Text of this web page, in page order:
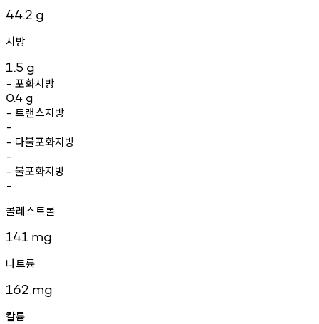
44.2 g
지방
1.5 g
- 포화지방
0.4 g
- 트랜스지방
-
- 다불포화지방
-
- 불포화지방
-
콜레스트롤
141 mg
나트륨
162 mg
칼륨